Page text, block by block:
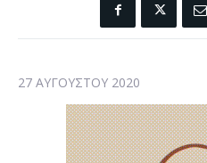
27 ΑΥΓΟΎΣΤΟΥ 2020